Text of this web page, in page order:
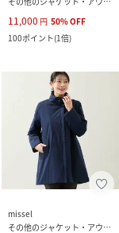
11,000 円 50%OFF
100ポイント(1倍)
missel
その他のジャケット・アウター